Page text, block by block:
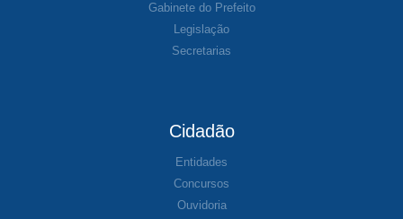
Gabinete do Prefeito
Legislação
Secretarias
Cidadão
Entidades
Concursos
Ouvidoria